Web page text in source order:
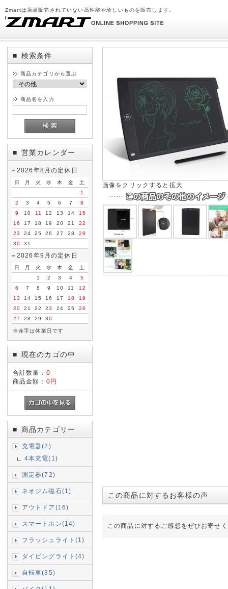
Zmartは店頭販売されていない高性能や珍しいものを販売します。
■ 検索条件
商品カテゴリから選ぶ
商品名を入力
■ 営業カレンダー
2026年8月の定休日
日 月 火 水 木 金
土
1
2
3 4 5 6 7
8
9
10 11 12 13 14
15
16
17 18 19 20 21
22
23
24 25 26 27 28
29
30
31
2026年9月の定休日
日 月 火 水 木 金
土
1
2 3 4
5
6
7 8 9 10 11
12
13
14 15 16 17 18
19
20
21 22 23 24 25
26
27
28 29 30
※赤字は休業日です
■ 現在のカゴの中
合計数量： 0
商品金額： 0円
■ 商品カテゴリー
充電器(2)
4本充電(1)
測定器(72)
ネオジム磁石(1)
アウトドア(16)
スマートホン(14)
フラッシュライト(1)
ダイビングライト(4)
自転車(35)
画像をクリックすると拡大
この商品に対するお客様の声
この商品に対するご感想をぜひお寄せ